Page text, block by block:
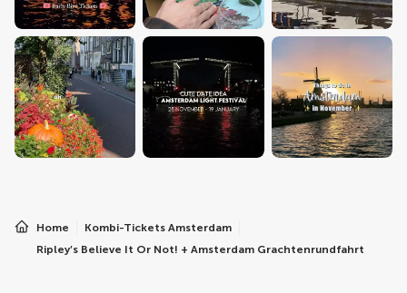
Home
Kombi-Tickets Amsterdam
Ripley’s Believe It Or Not! + Amsterdam Grachtenrundfahrt